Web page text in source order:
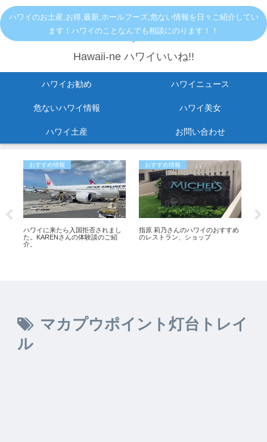
ハワイのお土産,お得,最新,ホールフーズ,危ない情報を日々ご紹介してい
ます！ハワイのことなんでも相談にのります！！
Hawaii-ne ハワイいいね!!
ハワイお勧め ハワイニュース
危ないハワイ情報 ハワイ美女
ハワイ土産 お問い合わせ
おすすめ情報
ハワイに来たら入国拒否されまし
た。KARENさんの体験談のご紹
介。
おすすめ情報
指原 莉乃さんのハワイのおすすめ
のレストラン、ショップ
マカプウポイント灯台トレイ
ル